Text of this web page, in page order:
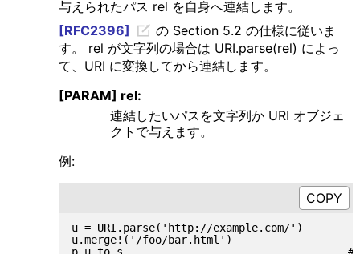
与えられたパス rel を自身へ連結します。
[RFC2396]
の Section 5.2 の仕様に従いま
す。 rel が文字列の場合は URI.parse(rel) によっ
て、URI に変換してから連結します。
[PARAM] rel:
連結したいパスを文字列か URI オブジェ
クトで与えます。
例:
u = URI.parse('http://example.com/')
u.merge!('/foo/bar.html')